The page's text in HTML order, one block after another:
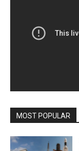
MOST POPULAR